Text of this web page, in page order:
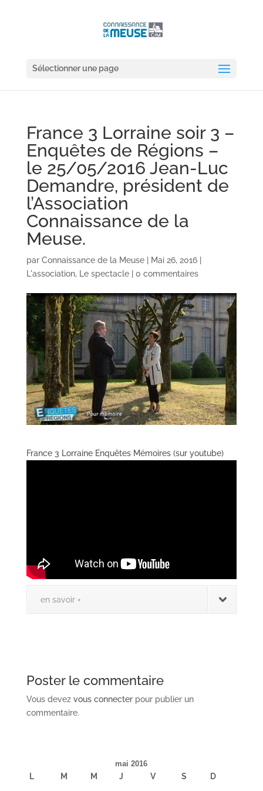
Sélectionner une page
France 3 Lorraine soir 3 –
Enquêtes de Régions –
le 25/05/2016 Jean-Luc
Demandre, président de
l’Association
Connaissance de la
Meuse.
par Connaissance de la Meuse| Mai 26, 2016|
L'association, Le spectacle| 0 commentaires
France 3 Lorraine Enquêtes Mémoires (sur youtube)
en savoir +
Poster le commentaire
Vous devez vous connecterpour publier un
commentaire.
mai 2016
L M M J V S
D